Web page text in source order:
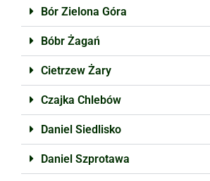
Bór Zielona Góra
Bóbr Żagań
Cietrzew Żary
Czajka Chlebów
Daniel Siedlisko
Daniel Szprotawa